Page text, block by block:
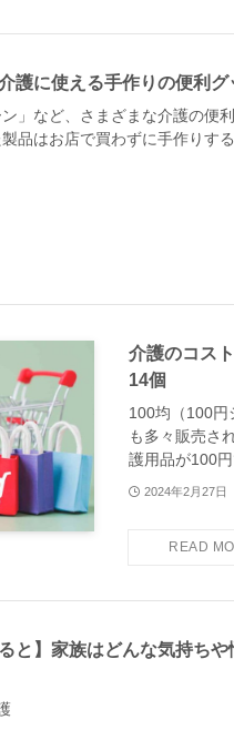
護に使える手作りの便利グ
」など、さまざまな介護の便
品はお店で買わずに手作りす
介護のコス
14個
100均（100円
も多々販売さ
護用品が100
2024年2月27日
と】家族はどんな気持ち